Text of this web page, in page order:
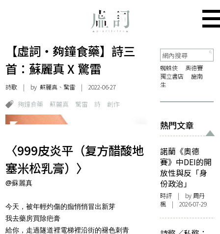
【虛詞・夠鐘食藥】詩三
首：蘇麗真 X 驚雷
詩歌 | by 蘇麗真、驚雷 | 2022-06-27
夠鐘食藥 蘇麗真 驚雷 詩 創作
〈999皮炎平（复方醋酸地
塞米松乳膏）〉
@蘇麗真
今天，被年輕灼傷的痂悄悄冒出新芽
我去藥房買除疤膏
給你，走過隧道裡電梯裡沿街的褪色刺青
蜘蛛俠
奧德賽
獨立書店
施南
生
熱門文章
諾蘭《奧德
賽》中DEI的開
放性與反「身
份政治」
時評 | by周丹
楓 | 2026-07-29